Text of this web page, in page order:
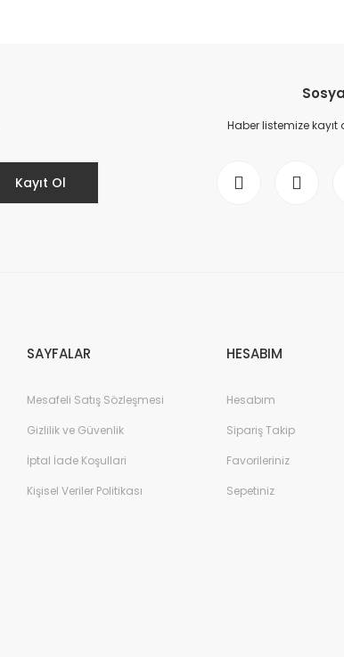
Kayıt Ol
Haber listemize
SAYFALAR
Mesafeli Satış Sözleşmesi
Gizlilik ve Güvenlik
İptal İade Koşullari
Kişisel Veriler Politikası
HESABIM
Hesabım
Sipariş Takip
Favorileriniz
Sepetiniz